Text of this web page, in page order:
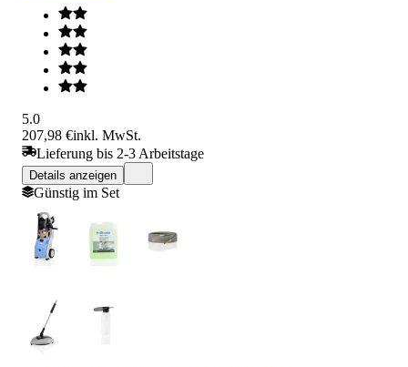
5.0
207,98 €inkl. MwSt.
Lieferung bis 2-3 Arbeitstage
Details anzeigen
Günstig im Set